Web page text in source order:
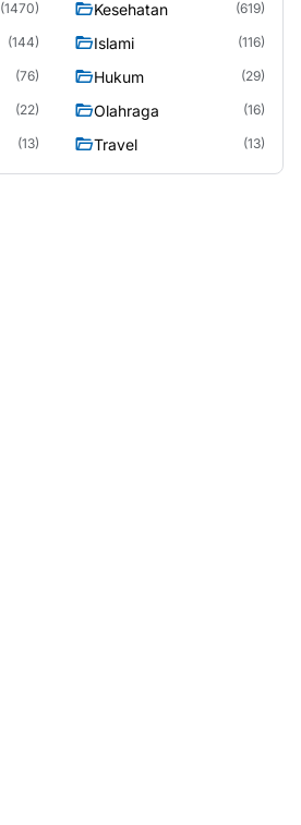
(1470) Kesehatan (619)
(144) Islami (116)
(76) Hukum (29)
(22) Olahraga (16)
(13) Travel (13)